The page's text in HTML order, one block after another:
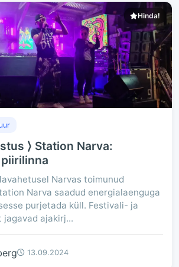
Hinda!
⟩ Station Narva:
Narvas toimunud
Narva saadud energialaenguga
purjetada küll. Festivali- ja
jagavad ajakirj...
13.09.2024